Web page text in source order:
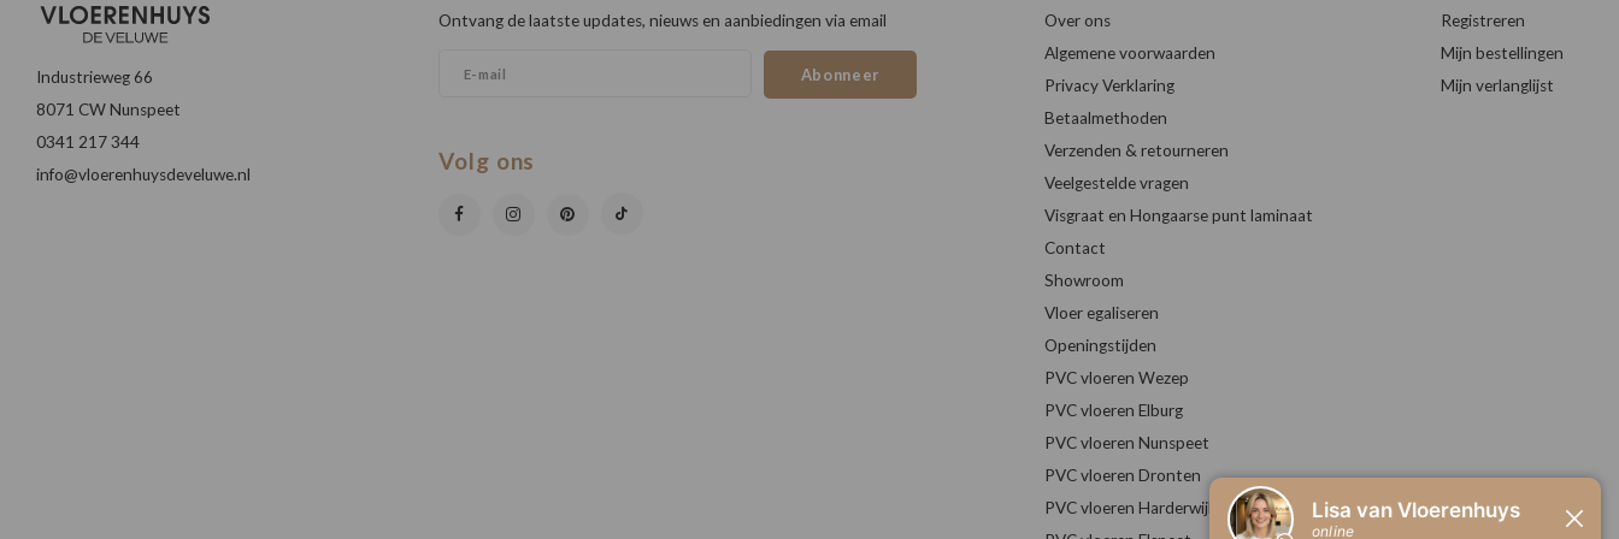
Industrieweg 66
8071 CW Nunspeet
0341 217 344
info@vloerenhuysdeveluwe.nl
Ontvang de laatste updates, nieuws en aanbiedingen via email
Abonneer
Volg ons
Over ons
Algemene voorwaarden
Privacy Verklaring
Betaalmethoden
Verzenden & retourneren
Veelgestelde vragen
Visgraat en Hongaarse punt laminaat
Contact
Showroom
Vloer egaliseren
Openingstijden
PVC vloeren Wezep
PVC vloeren Elburg
PVC vloeren Nunspeet
PVC vloeren Dronten
PVC vloeren Harderwijk
Registreren
Mijn bestellingen
Mijn verlanglijst